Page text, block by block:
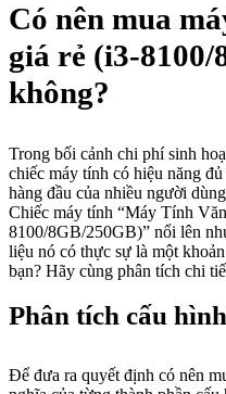
Có nên mua
giá rẻ (i3-8100/
không?
Trong bối cảnh chi phí sinh
chiếc máy tính có hiệu năng
hàng đầu của nhiều người
Chiếc máy tính “Máy Tính
8100/8GB/250GB)” nổi lên
liệu nó có thực sự là một
bạn? Hãy cùng phân tích chi
Phân tích cấu
Để đưa ra quyết định có nên